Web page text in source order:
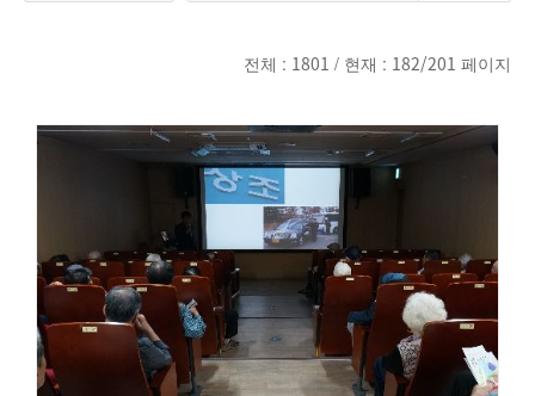
전체 : 1801 / 현재 : 182/201 페이지